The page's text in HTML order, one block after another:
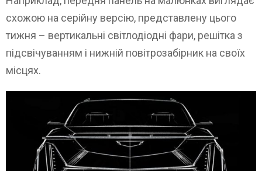
схожою на серійну версію, представлену цього
тижня – вертикальні світлодіодні фари, решітка з
підсвічуванням і нижній повітрозабірник на своїх
місцях.